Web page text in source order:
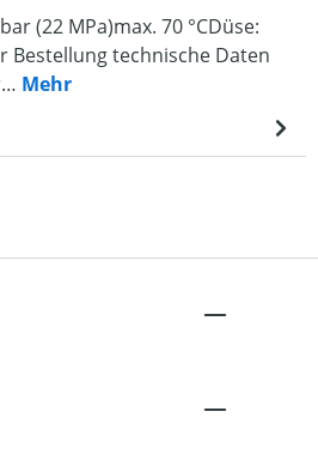
(22 MPa)max. 70 °CDüse:
Bestellung technische Daten
Mehr